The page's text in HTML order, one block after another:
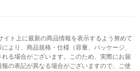
イト上に最新の商品情報を表示するよう努めて
より、商品規格・仕様（容量、パッケージ、
る場合がございます。このため、実際にお届
の表記が異なる場合がございますので、ご使